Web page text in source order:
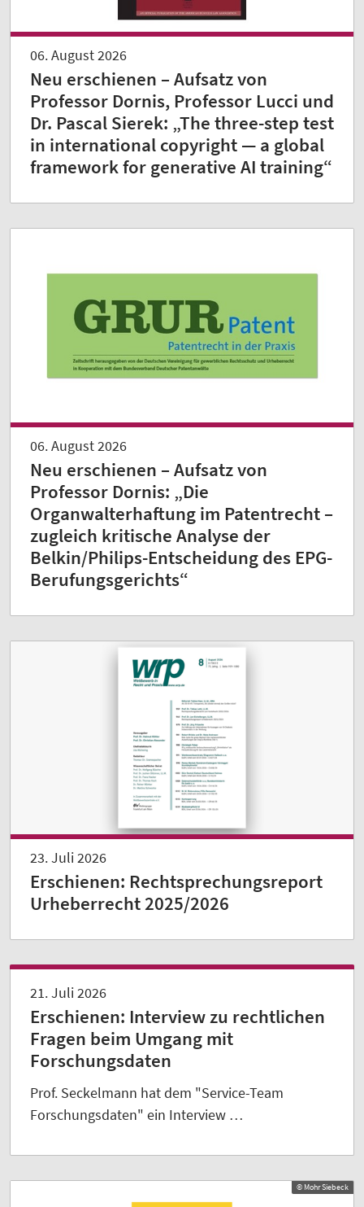
06. August 2026
Neu erschienen – Aufsatz von
Professor Dornis, Professor Lucci und
Dr. Pascal Sierek: „The three-step test
in international copyright — a global
framework for generative AI training“
06. August 2026
Neu erschienen – Aufsatz von
Professor Dornis: „Die
Organwalterhaftung im Patentrecht –
zugleich kritische Analyse der
Belkin/Philips-Entscheidung des EPG-
Berufungsgerichts“
23. Juli 2026
Erschienen: Rechtsprechungsreport
Urheberrecht 2025/2026
21. Juli 2026
Erschienen: Interview zu rechtlichen
Fragen beim Umgang mit
Forschungsdaten
Prof. Seckelmann hat dem "Service-Team
Forschungsdaten" ein Interview …
© Mohr Siebeck